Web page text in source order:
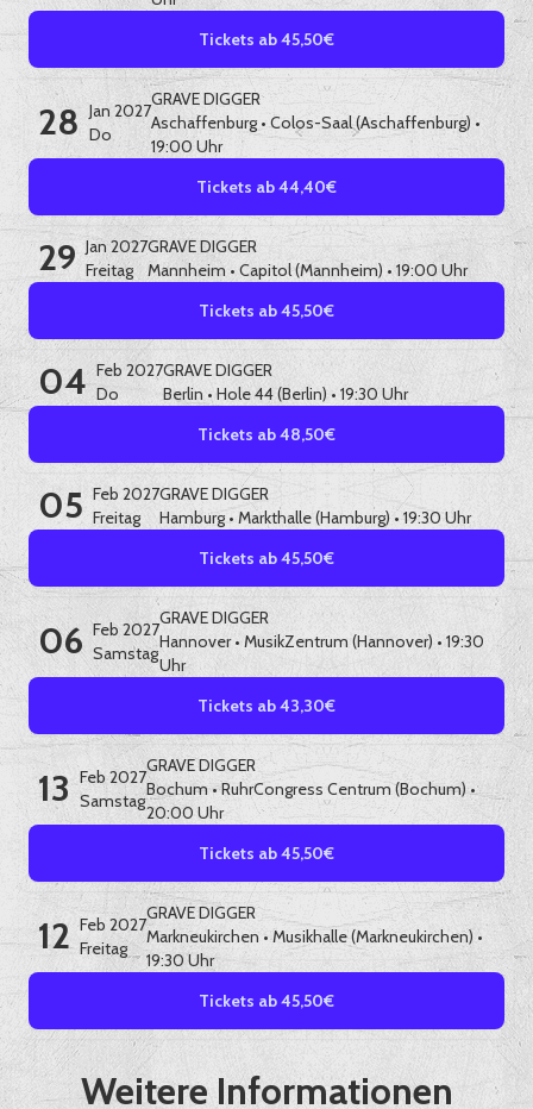
Tickets ab 45,50€
28 Jan 2027
Do
GRAVE DIGGER
Aschaffenburg • Colos-Saal (Aschaffenburg) •
19:00 Uhr
Tickets ab 44,40€
29 Jan 2027
Freitag
GRAVE DIGGER
Mannheim • Capitol (Mannheim) • 19:00 Uhr
Tickets ab 45,50€
04 Feb 2027
Do
GRAVE DIGGER
Berlin • Hole 44 (Berlin) • 19:30 Uhr
Tickets ab 48,50€
05 Feb 2027
Freitag
GRAVE DIGGER
Hamburg • Markthalle (Hamburg) • 19:30 Uhr
Tickets ab 45,50€
06 Feb 2027
Samstag
GRAVE DIGGER
Hannover• MusikZentrum (Hannover) • 19:30
Uhr
Tickets ab 43,30€
13 Feb 2027
Samstag
GRAVE DIGGER
Bochum •RuhrCongress Centrum (Bochum)•
20:00 Uhr
Tickets ab 45,50€
12 Feb 2027
Freitag
GRAVE DIGGER
Markneukirchen •Musikhalle (Markneukirchen) •
19:30 Uhr
Tickets ab 45,50€
Weitere Informationen